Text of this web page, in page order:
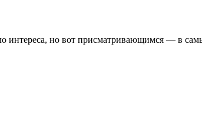
интереса, но вот присматривающимся — в